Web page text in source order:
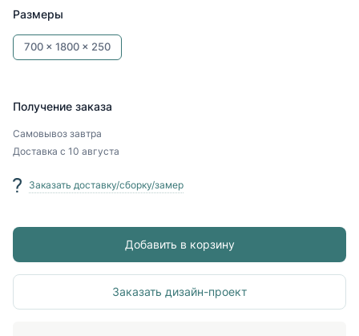
Размеры
700 x 1800 x 250
Получение заказа
Самовывоз завтра
Доставка с 10 августа
Заказать доставку/сборку/замер
Добавить в корзину
Заказать дизайн-проект